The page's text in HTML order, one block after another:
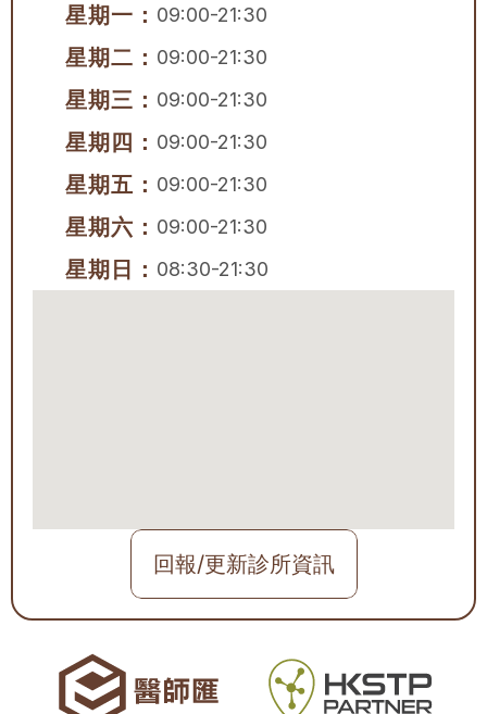
星期一： 09:00-21:30
星期二： 09:00-21:30
星期三： 09:00-21:30
星期四： 09:00-21:30
星期五： 09:00-21:30
星期六： 09:00-21:30
星期日： 08:30-21:30
回報/更新診所資訊